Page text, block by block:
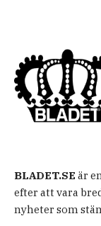
BLADET.SE är
efter att vara
nyheter som